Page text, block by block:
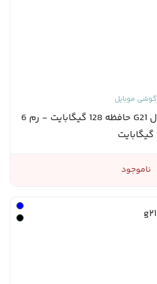
گوشی موبایل
گوشی موبایل نوکیا مدل G21 حافظه 128 گیگابایت - رم 6
گیگابایت
ناموجود